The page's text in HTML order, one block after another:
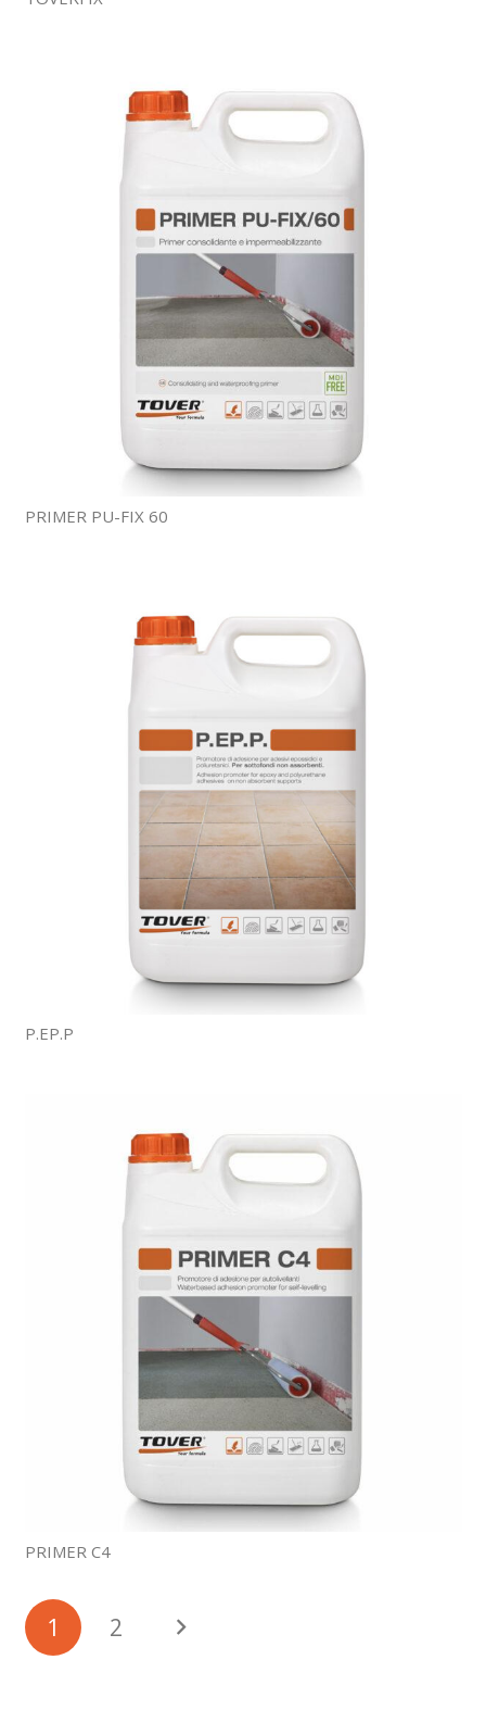
PRIMER PU-FIX 60
P.EP.P
PRIMER C4
1 2